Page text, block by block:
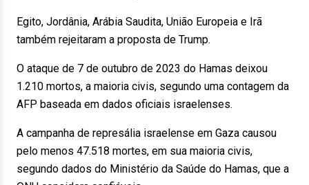
Egito, Jordânia, Arábia Saudita, União Europeia e Irã
também rejeitaram a proposta de Trump.
O ataque de 7 de outubro de 2023 do Hamas deixou
1.210 mortos, a maioria civis, segundo uma contagem da
AFP baseada em dados oficiais israelenses.
A campanha de represália israelense em Gaza causou
pelo menos 47.518 mortes, em sua maioria civis,
segundo dados do Ministério da Saúde do Hamas, que a